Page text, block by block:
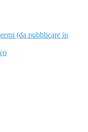
(da pubblicare in